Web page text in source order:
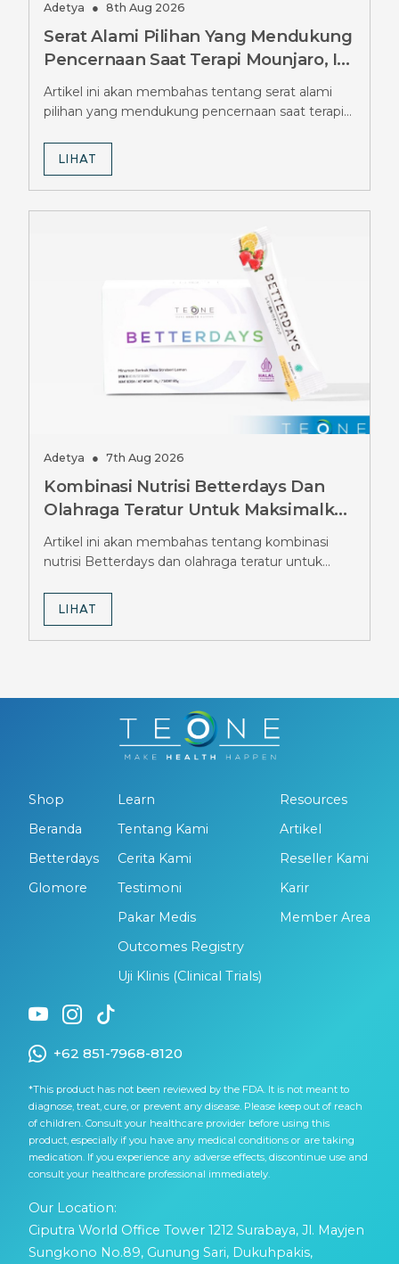
Adetya ● 8th Aug 2026
Serat Alami Pilihan Yang Mendukung
Pencernaan Saat Terapi Mounjaro, Ini
Pilihannya
Artikel ini akan membahas tentang serat alami
pilihan yang mendukung pencernaan saat terapi
LIHAT
Adetya ● 7th Aug 2026
Kombinasi Nutrisi Betterdays Dan
Olahraga Teratur Untuk Maksimalkan
Hasil Diet Ozempic, Wajib Tahu
Strateginya
Artikel ini akan membahas tentang kombinasi
nutrisi Betterdays dan olahraga teratur untuk
LIHAT
Shop
Beranda
Betterdays
Glomore
Learn
Tentang Kami
Cerita Kami
Testimoni
Pakar Medis
Outcomes Registry
Uji Klinis (Clinical Trials)
Resources
Artikel
Reseller Kami
Karir
Member Area
+62 851-7968-8120
*This product has not been reviewed by the FDA. It is not meant to
diagnose, treat, cure, or prevent any disease. Please keep out of reach
of children. Consult your healthcare provider before using this
product, especially if you have any medical conditions or are taking
medication. If you experience any adverse effects, discontinue use and
consult your healthcare professional immediately.
Our Location:
Ciputra World Office Tower 1212 Surabaya, Jl. Mayjen
Sungkono No.89, Gunung Sari, Dukuhpakis,